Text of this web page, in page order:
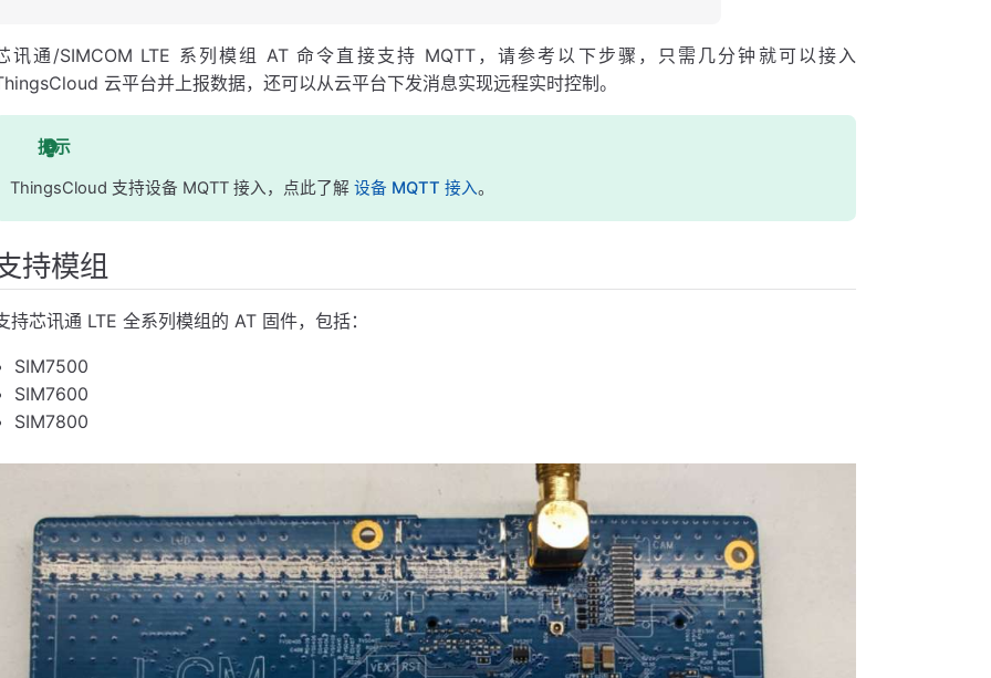
讯通/SIMCOM LTE 系列模组 AT 命令直接支持 MQTT，请参考以下步骤，只需几分钟就可以接入
云平台并上报数据，还可以从云平台下发消息实现远程实时控制。
提示
ThingsCloud 支持设备 MQTT 接入，点此了解 设备 MQTT 接入。
持模组
持芯讯通 LTE 全系列模组的 AT 固件，包括：
SIM7500
SIM7600
SIM7800